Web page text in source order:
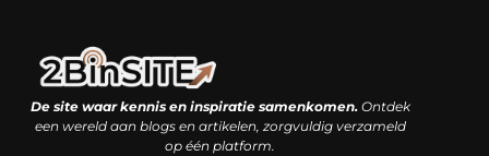
De site waar kennis en inspiratie samenkomen.Ontdek
een wereld aan blogs en artikelen, zorgvuldig verzameld
op één platform.